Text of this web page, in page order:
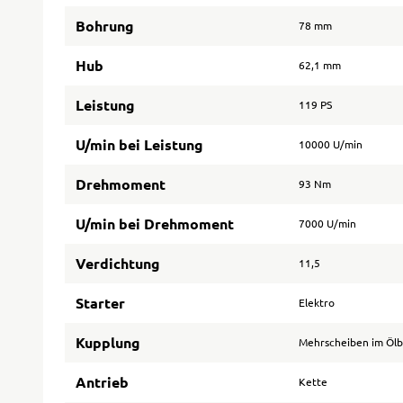
Bohrung 78 mm
Hub 62,1 mm
Leistung 119 PS
U/min bei Leistung 10000 U/min
Drehmoment 93 Nm
U/min bei Drehmoment 7000 U/min
Verdichtung 11,5
Starter Elektro
Kupplung Mehrscheiben im
Antrieb Kette